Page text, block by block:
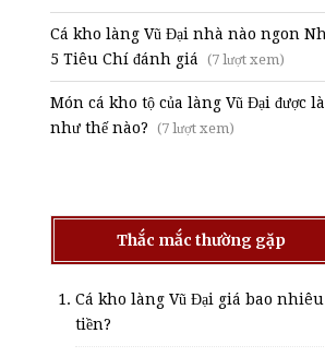
Cá kho làng Vũ Đại nhà nào ngon
5 Tiêu Chí đánh giá (7 lượt xem)
Món cá kho tộ của làng Vũ Đại được
như thế nào? (7 lượt xem)
Thắc mắc thường gặp
Cá kho làng Vũ Đại giá bao nhiêu
tiền?